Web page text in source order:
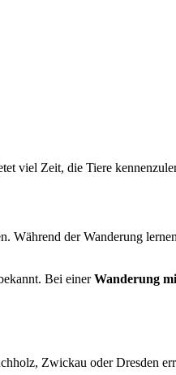
viel Zeit, die Tiere
der Wanderung
Bei einerWanderung
Zwickau oder Dresden